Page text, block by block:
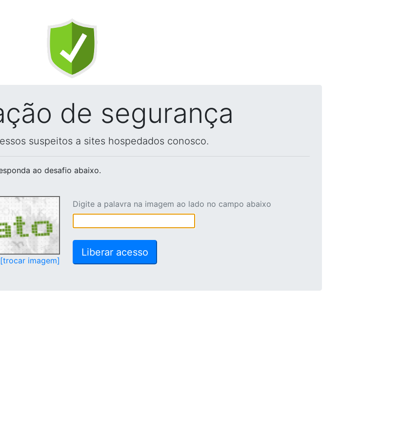
de segurança
suspeitos a sites hospedados conosco.
ao desafio abaixo.
[trocar imagem]
Digite a palavra na imagem ao lado no campo abaixo